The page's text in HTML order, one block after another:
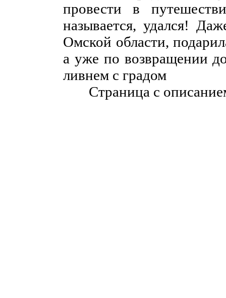
провести в
называется, удался!
Омской области,
а уже по возвращении
ливнем с градом
Страница с